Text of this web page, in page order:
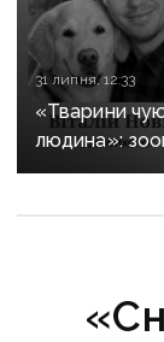
31 липня, 12:33
«Тварини
людина»:
на домашніх